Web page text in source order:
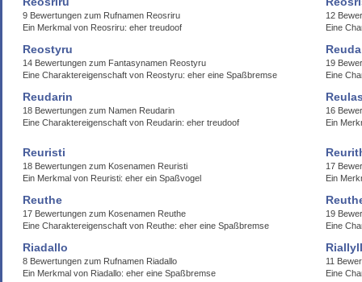
9 Bewertungen zum Rufnamen Reosriru
Ein Merkmal von Reosriru: eher treudoof
12
Eine
Reostyru
14 Bewertungen zum Fantasynamen Reostyru
Eine Charaktereigenschaft von Reostyru: eher eine Spaßbremse
Reuda
19
Eine
Reudarin
18 Bewertungen zum Namen Reudarin
Eine Charaktereigenschaft von Reudarin: eher treudoof
16
Ein
Reuristi
18 Bewertungen zum Kosenamen Reuristi
Ein Merkmal von Reuristi: eher ein Spaßvogel
17
Ein
Reuthe
17 Bewertungen zum Kosenamen Reuthe
Eine Charaktereigenschaft von Reuthe: eher eine Spaßbremse
19
Eine
Riadallo
8 Bewertungen zum Rufnamen Riadallo
Ein Merkmal von Riadallo: eher eine Spaßbremse
11
Eine